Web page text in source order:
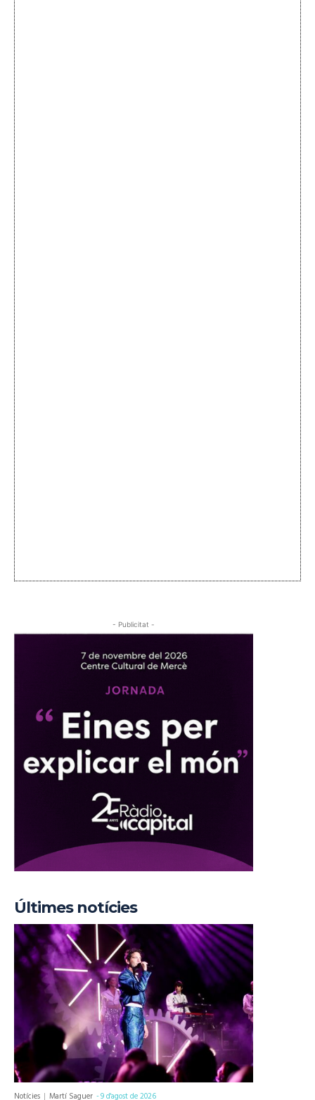
- Publicitat -
Últimes notícies
Notícies Martí Saguer -9 d'agost de 2026